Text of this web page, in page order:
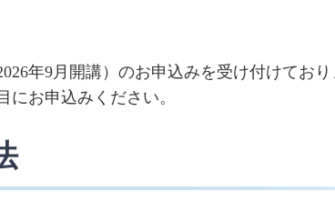
年9月開講）のお申込みを受け付けており
にお申込みください。